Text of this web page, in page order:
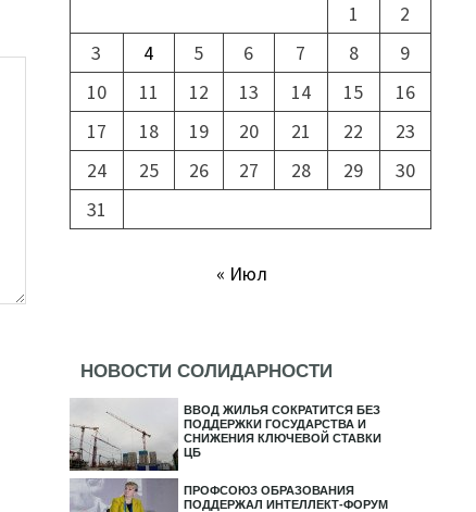
1
2
3
4 5 6 7 8
9
10
11 12 13 14 15
16
17
18 19 20 21 22
23
24
25 26 27 28 29
30
31
« Июл
НОВОСТИ СОЛИДАРНОСТИ
ВВОД ЖИЛЬЯ СОКРАТИТСЯ БЕЗ
ПОДДЕРЖКИ ГОСУДАРСТВА И
СНИЖЕНИЯ КЛЮЧЕВОЙ СТАВКИ
ЦБ
ПРОФСОЮЗ ОБРАЗОВАНИЯ
ПОДДЕРЖАЛ ИНТЕЛЛЕКТ-ФОРУМ